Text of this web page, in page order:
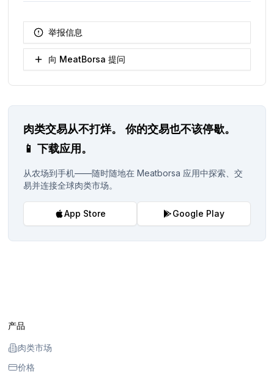
举报信息
向 MeatBorsa 提问
肉类交易从不打烊。
你的交易也不该停歇。
📱下载应用。
从农场到手机——随时随地在 Meatborsa 应用中探索、交
易并连接全球肉类市场。
App Store Google Play
产品
肉类市场
价格